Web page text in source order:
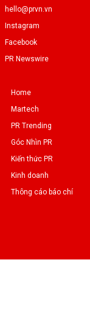
hello@prvn.vn
Instagram
Facebook
PR Newswire
Home
Martech
PR Trending
Góc Nhìn PR
Kiến thức PR
Kinh doanh
Thông cáo báo chí